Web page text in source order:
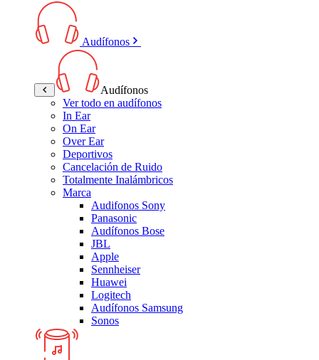
Audífonos
Audífonos
Ver todo en audífonos
In Ear
On Ear
Over Ear
Deportivos
Cancelación de Ruido
Totalmente Inalámbricos
Marca
Audifonos Sony
Panasonic
Audífonos Bose
JBL
Apple
Sennheiser
Huawei
Logitech
Audífonos Samsung
Sonos